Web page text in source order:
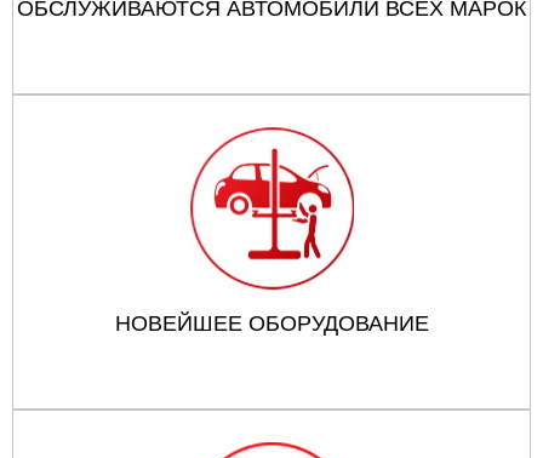
ОБСЛУЖИВАЮТСЯ АВТОМОБИЛИ ВСЕХ МАРОК
НОВЕЙШЕЕ ОБОРУДОВАНИЕ